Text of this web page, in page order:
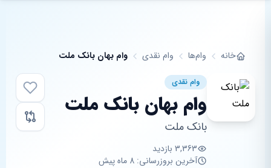
خانه وام‌ها وام نقدی وام بهان بانک ملت
وام نقدی
وام بهان بانک ملت
بانک ملت
3,363 بازدید
آخرین بروزرسانی: 8 ماه پیش